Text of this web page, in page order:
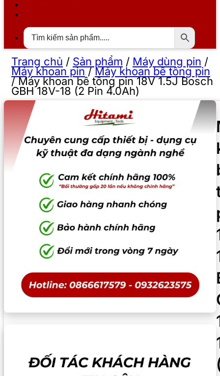
Trang chủ / Sản phẩm / Máy dùng pin /
Máy khoan pin/Máy khoan bê tông pin
/Máy khoan bê tông pin 18V 1.5J Bosch
GBH 18V-18 (2 Pin 4.0Ah)